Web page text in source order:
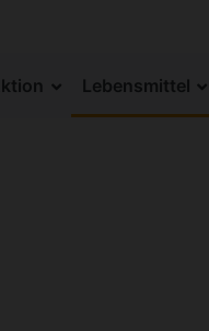
Lebensmittel